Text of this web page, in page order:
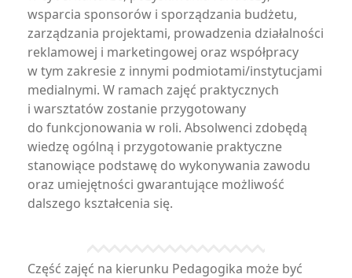
wsparcia sponsorów i sporządzania budżetu,
zarządzania projektami, prowadzenia działalności
reklamowej i marketingowej oraz współpracy
w tym zakresie z innymi podmiotami/instytucjami
medialnymi. W ramach zajęć praktycznych
i warsztatów zostanie przygotowany
do funkcjonowania w roli. Absolwenci zdobędą
wiedzę ogólną i przygotowanie praktyczne
stanowiące podstawę do wykonywania zawodu
oraz umiejętności gwarantujące możliwość
dalszego kształcenia się.
Część zajęć na kierunku Pedagogika może być